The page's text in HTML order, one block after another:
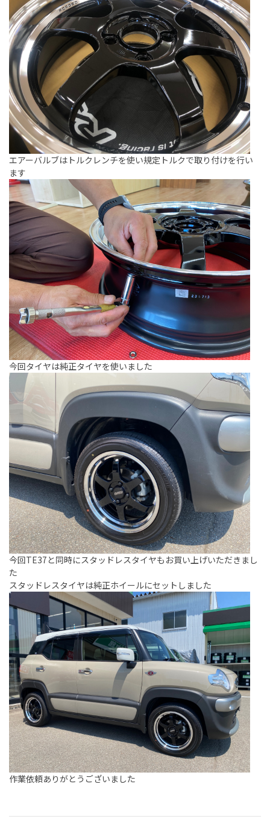
エアーバルブはトルクレンチを使い規定トルクで取り付けを行い
ます
今回タイヤは純正タイヤを使いました
今回TE37と同時にスタッドレスタイヤもお買い上げいただきまし
た
スタッドレスタイヤは純正ホイールにセットしました
作業依頼ありがとうございました